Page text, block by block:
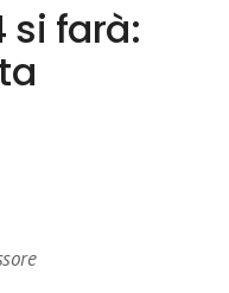
si farà: